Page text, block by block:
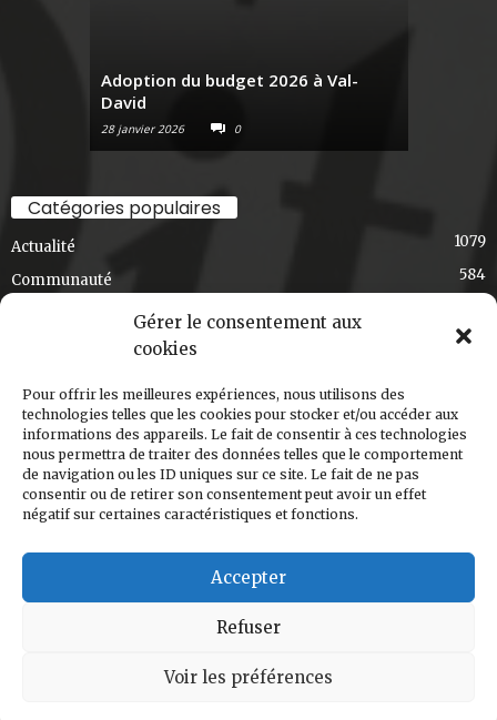
Gérer le consentement aux
cookies
Pour offrir les meilleures expériences, nous utilisons des
technologies telles que les cookies pour stocker et/ou accéder aux
informations des appareils. Le fait de consentir à ces technologies
nous permettra de traiter des données telles que le comportement
de navigation ou les ID uniques sur ce site. Le fait de ne pas
consentir ou de retirer son consentement peut avoir un effet
négatif sur certaines caractéristiques et fonctions.
Accepter
Refuser
Voir les préférences
Adoption du budget 2026 à Val-
David
28 janvier 2026 0
Catégories populaires
Actualité 1079
Communauté 584
Choix de la rédaction 348
T'en souviens-tu, Val-David?
168
Ski-s'cuisine
Nouvelle édition
Conception web: Renovaweb